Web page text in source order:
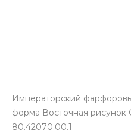
Императорский
форма Восточная рисунок
80.42070.00.1